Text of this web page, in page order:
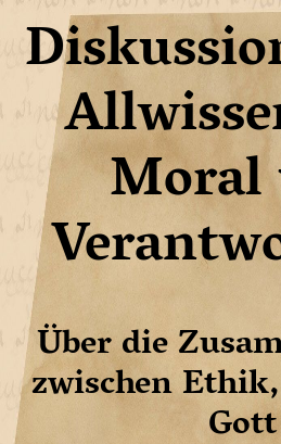
Moral
Über die
zwischen
Gott